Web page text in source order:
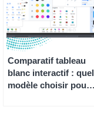
Comparatif tableau
blanc interactif : quel
modèle choisir pour